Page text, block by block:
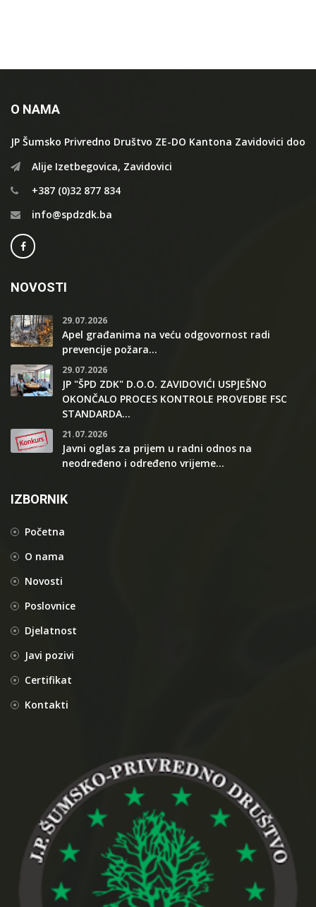
O NAMA
JP Šumsko Privredno Društvo ZE-DO Kantona Zavidovici doo
Alije Izetbegovica, Zavidovici
+387 (0)32 877 834
info@spdzdk.ba
NOVOSTI
29.07.2026
Apel građanima na veću odgovornost radi
prevencije požara...
29.07.2026
JP "ŠPD ZDK" D.O.O. ZAVIDOVIĆI USPJEŠNO
OKONČALO PROCES KONTROLE PROVEDBE FSC
STANDARDA...
21.07.2026
Javni oglas za prijem u radni odnos na
neodređeno i određeno vrijeme...
IZBORNIK
Početna
O nama
Novosti
Poslovnice
Djelatnost
Javi pozivi
Certifikat
Kontakti